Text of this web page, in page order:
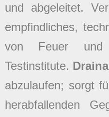
und abgeleitet.
empfindliches,
von Feuer und
Testinstitute.
abzulaufen; sorgt
herabfallenden